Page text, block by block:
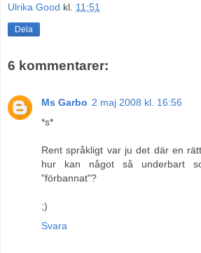
Ulrika Good kl. 11:51
Dela
6 kommentarer:
Ms Garbo 2 maj 2008 kl. 16:56
*s*
Rent språkligt var ju det där en
hur kan något så underbart
"förbannat"?
;)
Svara